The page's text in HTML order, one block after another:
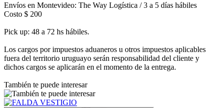
Envíos en Montevideo: The Way Logística / 3 a 5 días hábiles
Costo $ 200
Pick up: 48 a 72 hs hábiles.
Los cargos por impuestos aduaneros u otros impuestos aplicables
fuera del territorio uruguayo serán responsabilidad del cliente y
dichos cargos se aplicarán en el momento de la entrega.
También te puede interesar